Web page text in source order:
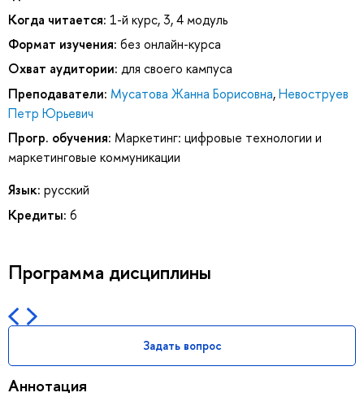
Когда читается: 1-й курс, 3, 4 модуль
Формат изучения: без онлайн-курса
Охват аудитории: для своего кампуса
Преподаватели: Мусатова Жанна Борисовна,Невоструев
Петр Юрьевич
Прогр. обучения: Маркетинг: цифровые технологии и
маркетинговые коммуникации
Язык: русский
Кредиты: 6
Программа дисциплины
Задать вопрос
Аннотация